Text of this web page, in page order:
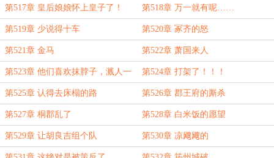
第517章 皇后娘娘怀上皇子了！ 第518章 万一就有呢……
第519章 少说得十车 第520章 冢齐的怒
第521章 金马 第522章 萧国来人
第523章 他们喜欢抹脖子，溅人一
身血
第524章 打架了！！！
第525章 认得去床榻的路 第526章 郡王府的厮杀
第527章 桐郡乱了 第528章 白米饭的愿望
第529章 让胡良吉组个队 第530章 凉飕飕的